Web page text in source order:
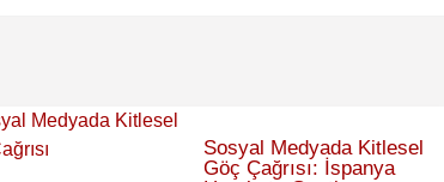
Sosyal Medyada Kitlesel
Göç Çağrısı: İspanya